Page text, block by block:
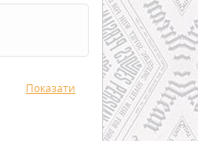
Показати